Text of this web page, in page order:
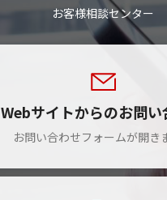
お客様相談センター
Webサイトからのお問い
お問い合わせフォームが開き